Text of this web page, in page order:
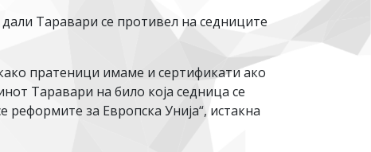
Таравари се противел на седниците
пратеници имаме и сертификати ако
Таравари на било која седница се
за Европска Унија“, истакна